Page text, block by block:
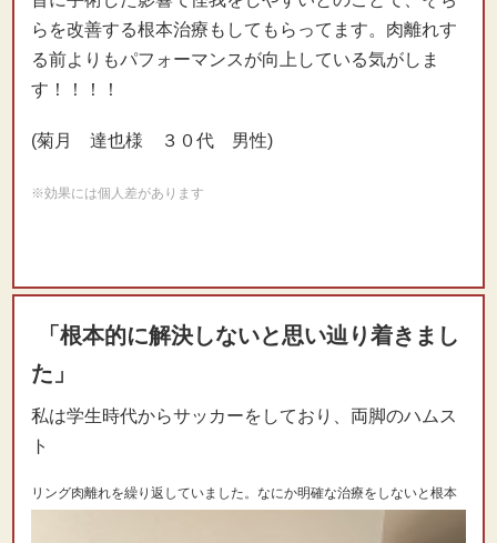
らを改善する根本治療もしてもらってます。肉離れす
る前よりもパフォーマンスが向上している気がしま
す！！！！
(菊月 達也様 ３０代 男性)
※効果には個人差があります
「根本的に解決しないと思い辿り着きまし
た」
私は学生時代からサッカーをしており、両脚のハムス
ト
リング肉離れを繰り返していました。なにか明確な治療をしないと根本